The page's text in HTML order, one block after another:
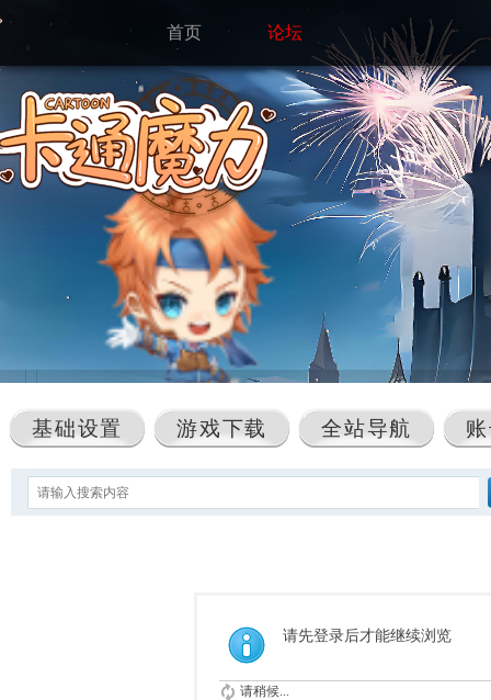
首页 论坛
基础设置 游戏下载 全站导航
请先登录后才能继续浏览
请稍候...